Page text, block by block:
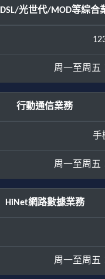
光世代/MOD等綜合
周一至周五
行動通信業務
手
周一至周五
HiNet網路數據業務
周一至周五